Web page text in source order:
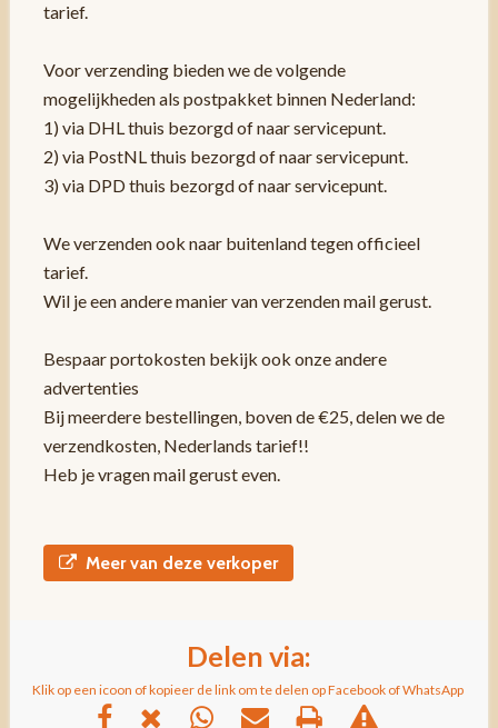
tarief.
Voor verzending bieden we de volgende
mogelijkheden als postpakket binnen Nederland:
1) via DHL thuis bezorgd of naar servicepunt.
2) via PostNL thuis bezorgd of naar servicepunt.
3) via DPD thuis bezorgd of naar servicepunt.
We verzenden ook naar buitenland tegen officieel
tarief.
Wil je een andere manier van verzenden mail gerust.
Bespaar portokosten bekijk ook onze andere
advertenties
Bij meerdere bestellingen, boven de €25, delen we de
verzendkosten, Nederlands tarief!!
Heb je vragen mail gerust even.
Meer van deze verkoper
Delen via:
Klik op een icoon of kopieer de link om te delen op Facebook of WhatsApp